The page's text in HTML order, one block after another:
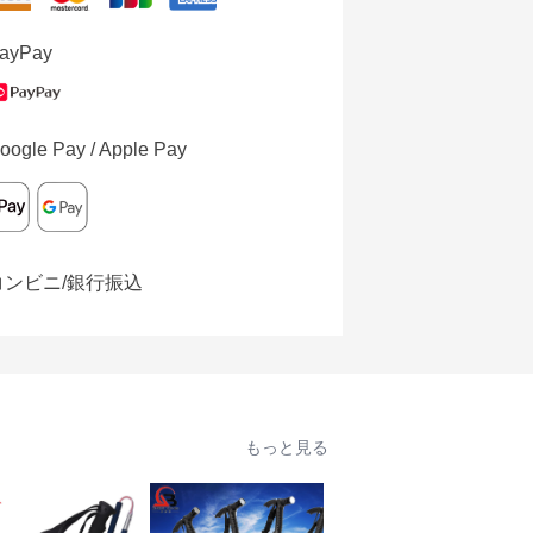
Pay / Apple Pay
ンビニ/銀行振込
もっと見る